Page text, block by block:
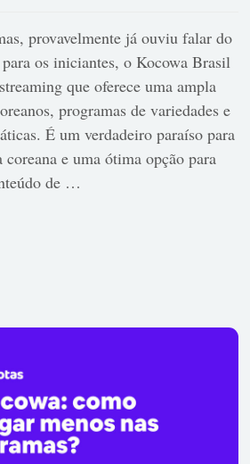
provavelmente já ouviu falar do
os iniciantes, o Kocowa Brasil
que oferece uma ampla
programas de variedades e
É um verdadeiro paraíso para
coreana e uma ótima opção para
de …